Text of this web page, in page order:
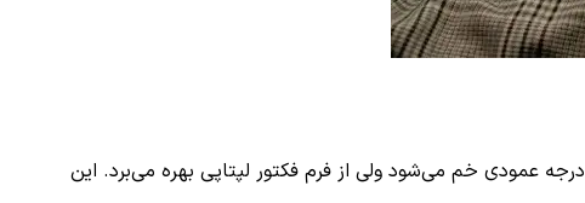
در نهایت باید اشاره کرد از دیگر محصولات ال جی در این رویداد می‌توان نمایشگر 17 اینچی اولد تاشو را نام برد که البته به طور 180 درجه عمودی خم می‌شود ولی از فرم فکتور لپتاپی بهره می‌برد. این